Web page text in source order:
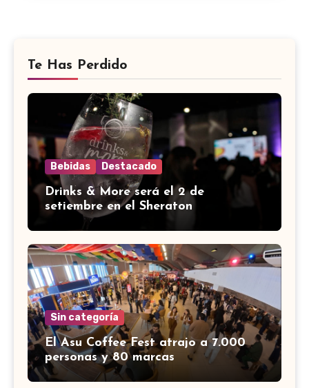
Te Has Perdido
Bebidas Destacado
Drinks & More será el 2 de
setiembre en el Sheraton
Sin categoría
El Asu Coffee Fest atrajo a 7.000
personas y 80 marcas